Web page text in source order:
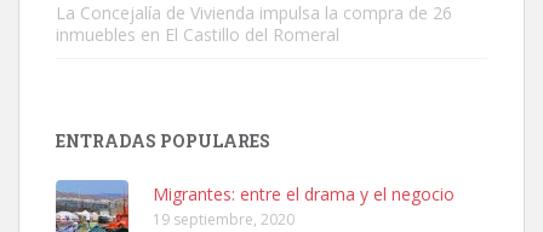
Leales.org » Gran Canaria
La Concejalía de Vivienda impulsa la compra de 26
inmuebles en El Castillo del Romeral
ENTRADAS POPULARES
Migrantes: entre el drama y el negocio
19 septiembre, 2020